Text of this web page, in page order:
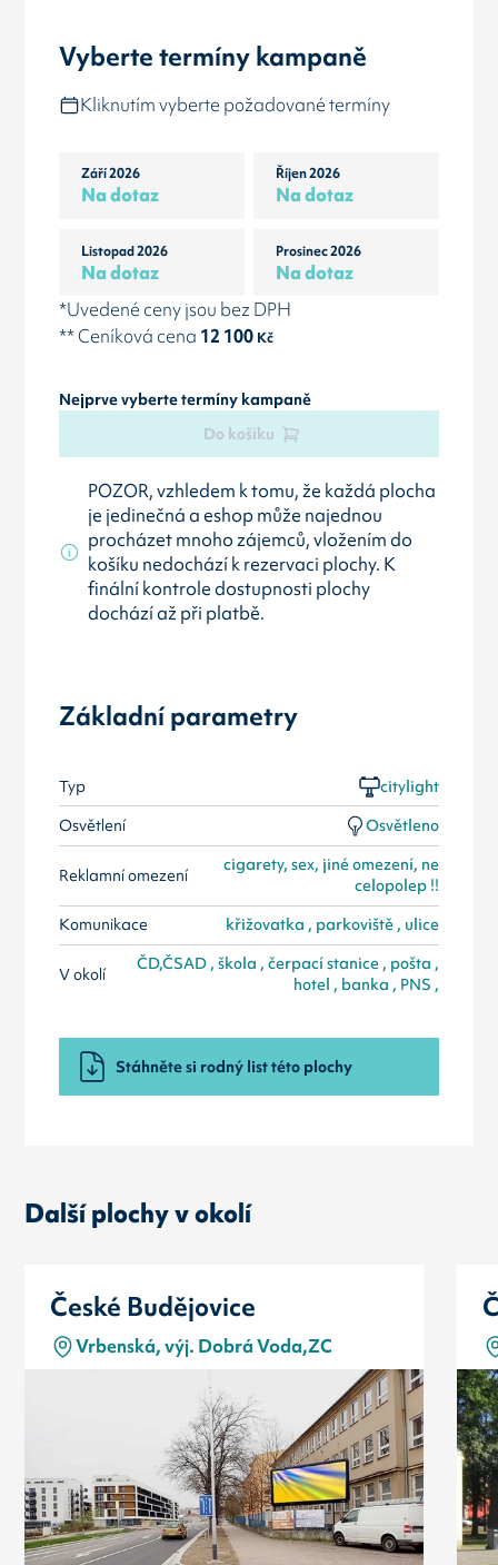
Vyberte termíny kampaně
Kliknutím vyberte požadované termíny
Září 2026
Na dotaz
Říjen 2026
Na dotaz
Listopad 2026
Na dotaz
Prosinec 2026
Na dotaz
*Uvedené ceny jsou bez DPH
** Ceníková cena 12 100Kč
Nejprve vyberte termíny kampaně
Do košíku
POZOR, vzhledem k tomu, že každá plocha
je jedinečná a eshop může najednou
procházet mnoho zájemců, vložením do
košíku nedochází k rezervaci plochy. K
finální kontrole dostupnosti plochy
dochází až při platbě.
Základní parametry
Typ
citylight
Osvětlení
Osvětleno
Reklamní omezení
cigarety, sex, jiné omezení, ne
celopolep !!
Komunikace
křižovatka , parkoviště , ulice
V okolí
ČD,ČSAD , škola , čerpací stanice , pošta ,
hotel , banka , PNS ,
Stáhněte si rodný list této plochy
Další plochy v okolí
České Budějovice
Vrbenská, výj. Dobrá Voda,ZC